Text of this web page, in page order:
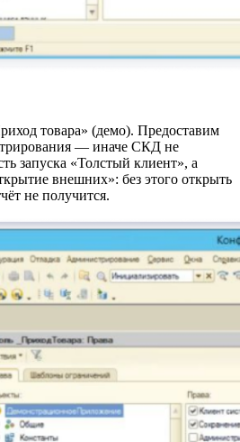
товара» (демо). Предоставим
— иначе СКД не
запуска «Толстый клиент», а
внешних»: без этого открыть
не получится.